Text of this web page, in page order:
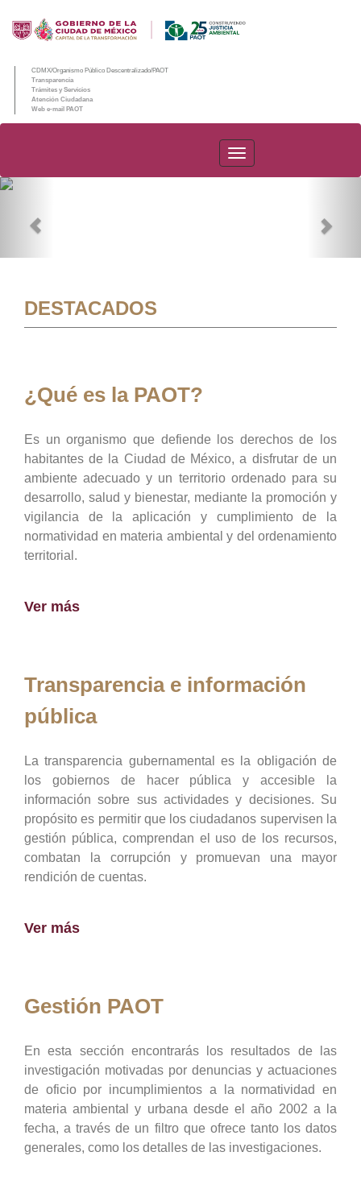
CDMX/Organismo Público Descentralizado/PAOT
Transparencia
Trámites y Servicios
Atención Ciudadana
Web e-mail PAOT
PAOT
DESTACADOS
¿Qué es la PAOT?
Es un organismo que defiende los derechos de los
habitantes de la Ciudad de México, a disfrutar de un
ambiente adecuado y un territorio ordenado para su
desarrollo, salud y bienestar, mediante la promoción y
vigilancia de la aplicación y cumplimiento de la
normatividad en materia ambiental y del ordenamiento
territorial.
Ver más
Transparencia e información
pública
La transparencia gubernamental es la obligación de
los gobiernos de hacer pública y accesible la
información sobre sus actividades y decisiones. Su
propósito es permitir que los ciudadanos supervisen la
gestión pública, comprendan el uso de los recursos,
combatan la corrupción y promuevan una mayor
rendición de cuentas.
Ver más
Gestión PAOT
En esta sección encontrarás los resultados de las
investigación motivadas por denuncias y actuaciones
de oficio por incumplimientos a la normatividad en
materia ambiental y urbana desde el año 2002 a la
fecha, a través de un filtro que ofrece tanto los datos
generales, como los detalles de las investigaciones.